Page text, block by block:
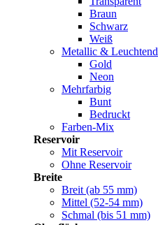
Braun
Schwarz
Weiß
Metallic & Leuchtend
Gold
Neon
Mehrfarbig
Bunt
Bedruckt
Farben-Mix
Reservoir
Mit Reservoir
Ohne Reservoir
Breite
Breit (ab 55 mm)
Mittel (52-54 mm)
Schmal (bis 51 mm)